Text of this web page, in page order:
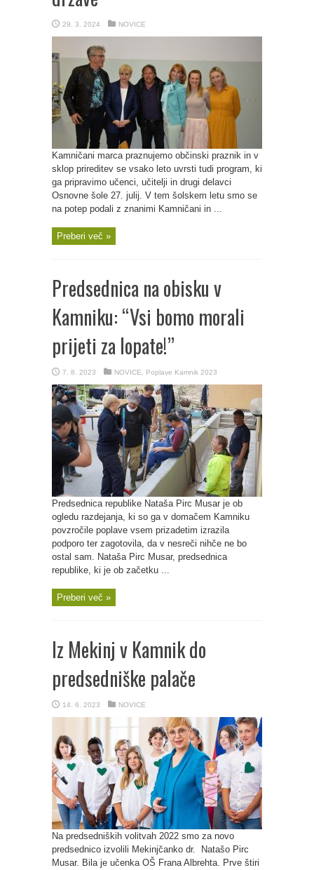
29. 3. 2024 NOVICE
Kamničani marca praznujemo občinski praznik in v
sklop prireditev se vsako leto uvrsti tudi program, ki
ga pripravimo učenci, učitelji in drugi delavci
Osnovne šole 27. julij. V tem šolskem letu smo se
na potep podali z znanimi Kamničani in ...
Preberi več »
Predsednica na obisku v
Kamniku: “Vsi bomo morali
prijeti za lopate!”
7. 8. 2023 NOVICE Poplave Kamnik 2023
Predsednica republike Nataša Pirc Musar je ob
ogledu razdejanja, ki so ga v domačem Kamniku
povzročile poplave vsem prizadetim izrazila
podporo ter zagotovila, da v nesreči nihče ne bo
ostal sam. Nataša Pirc Musar, predsednica
republike, ki je ob začetku ...
Preberi več »
Iz Mekinj v Kamnik do
predsedniške palače
14. 6. 2023 NOVICE
Na predsedniških volitvah 2022 smo za novo
predsednico izvolili Mekinjčanko dr. Natašo Pirc
Musar. Bila je učenka OŠ Frana Albrehta. Prve štiri